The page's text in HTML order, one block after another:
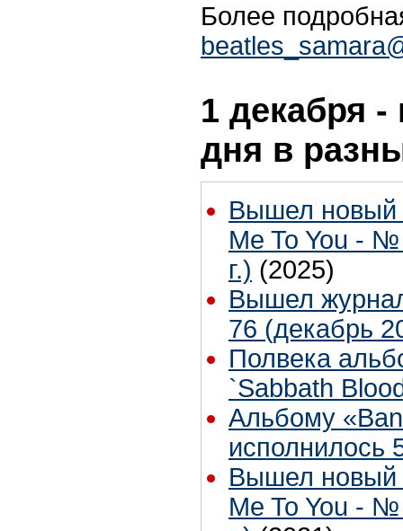
Более
1 декабря -
дня в
Вышел новый
Me To You -
г.) (2025)
Вышел
76 (декабрь
Полвека
`Sabbath
Альбому
исполнилось
Вышел новый
Me To You -